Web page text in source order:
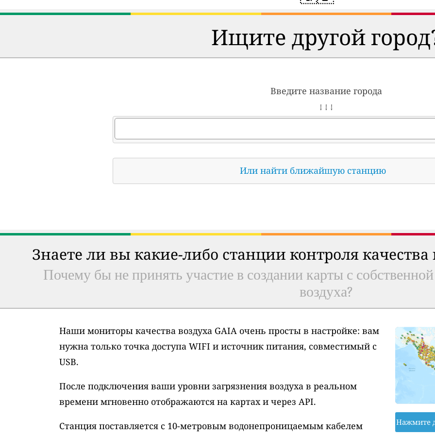
Ищите другой
Введите название города
↓ ↓ ↓
Или найти ближайшую станцию
Знаете ли вы какие-либо станции контроля
Почему бы не принять участие в создании карты с
воздуха?
Наши мониторы качества воздуха GAIA очень просты в настройке: вам
нужна только точка доступа WIFI и источник питания, совместимый с
USB.
После подключения ваши уровни загрязнения воздуха в реальном
времени мгновенно отображаются на картах и через API.
Станция поставляется с 10-метровым водонепроницаемым кабелем Нажмите